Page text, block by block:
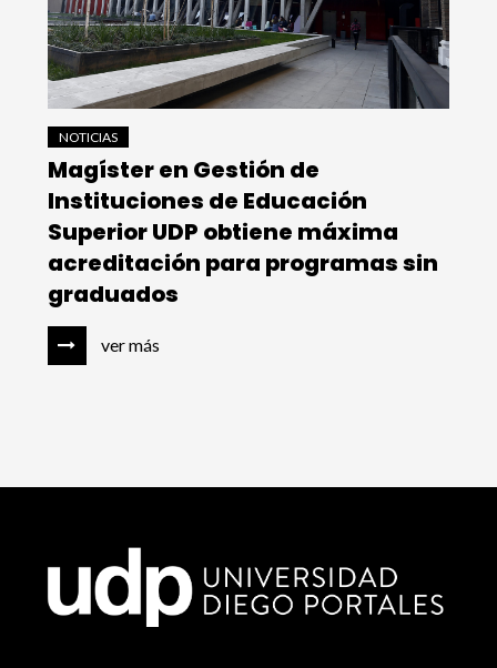
NOTICIAS
Magíster en Gestión de
Instituciones de Educación
Superior UDP obtiene máxima
acreditación para programas sin
graduados
ver más